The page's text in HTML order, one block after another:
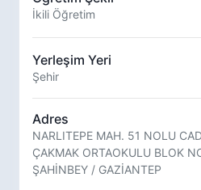
İkili Öğretim
Yerleşim Yeri
Şehir
Adres
NARLITEPE MAH. 51 NOLU
ÇAKMAK ORTAOKULU BLOK
ŞAHİNBEY / GAZİANTEP